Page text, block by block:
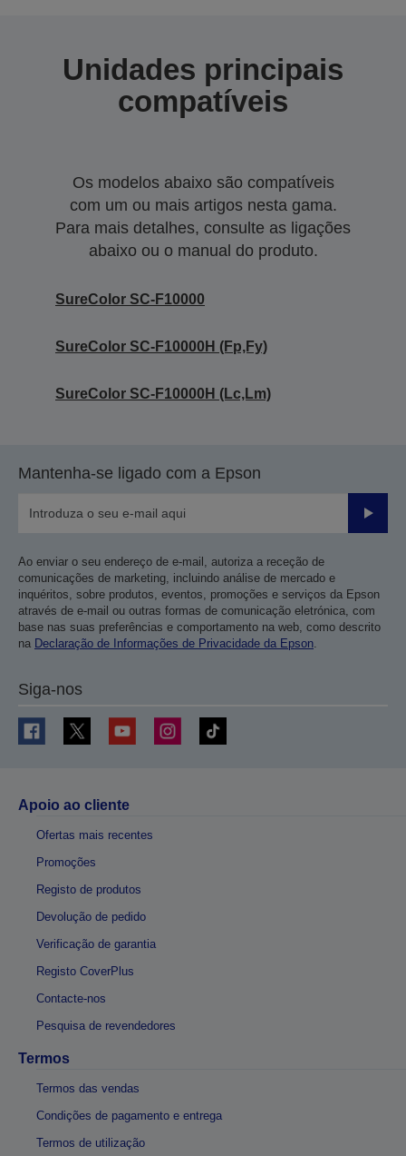
Unidades principais
compatíveis
Os modelos abaixo são compatíveis
com um ou mais artigos nesta gama.
Para mais detalhes, consulte as ligações
abaixo ou o manual do produto.
SureColor SC-F10000
SureColor SC-F10000H (Fp,Fy)
SureColor SC-F10000H (Lc,Lm)
Mantenha-se ligado com a Epson
Enviar
Ao enviar o seu endereço de e-mail, autoriza a receção de
comunicações de marketing, incluindo análise de mercado e
inquéritos, sobre produtos, eventos, promoções e serviços da Epson
através de e-mail ou outras formas de comunicação eletrónica, com
base nas suas preferências e comportamento na web, como descrito
na Declaração de Informações de Privacidade da Epson
Siga-nos
Apoio ao cliente
Ofertas mais recentes
Promoções
Registo de produtos
Devolução de pedido
Verificação de garantia
Registo CoverPlus
Contacte-nos
Pesquisa de revendedores
Termos
Termos das vendas
Condições de pagamento e entrega
Termos de utilização